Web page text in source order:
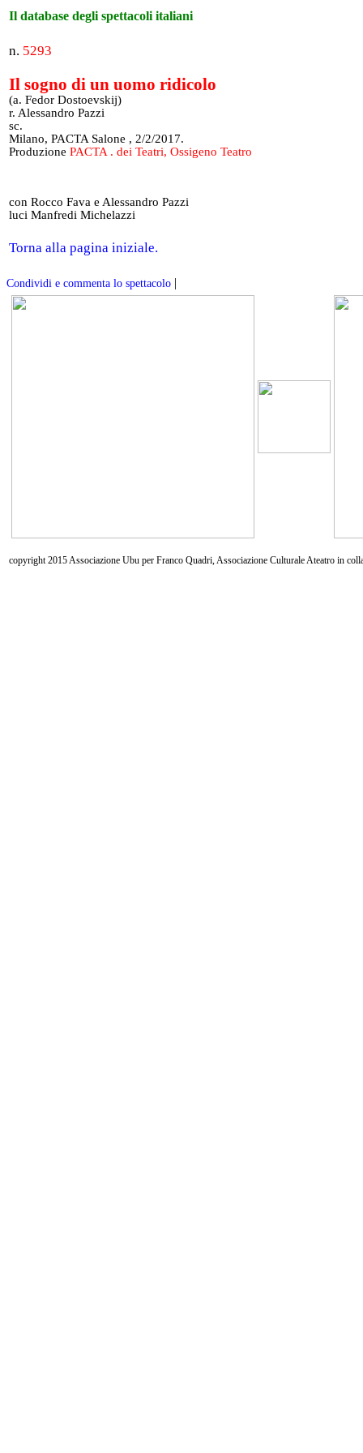
Il database degli spettacoli italiani
n. 5293
Il sogno di un uomo ridicolo
(a. Fedor Dostoevskij)
r. Alessandro Pazzi
sc.
Milano, PACTA Salone , 2/2/2017.
Produzione PACTA . dei Teatri, Ossigeno Teatro
con Rocco Fava e Alessandro Pazzi
luci Manfredi Michelazzi
Torna alla pagina iniziale.
Condividi e commenta lo spettacolo |
copyright 2015 Associazione Ubu per Franco Quadri, Associazione Culturale Ateatro in